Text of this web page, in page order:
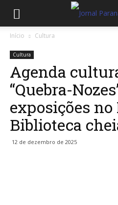
Início Cultura
Cultura
Agenda
“Quebra-
exposições no
Biblioteca
12 de dezembro de 2025